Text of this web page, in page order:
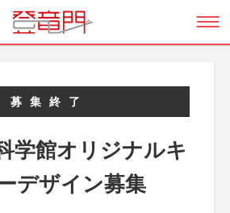
募集終了
学館オリジナルキ
デザイン募集